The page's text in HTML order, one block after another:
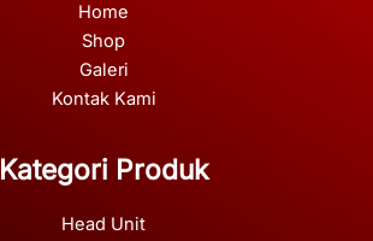
Home
Shop
Galeri
Kontak Kami
Kategori Produk
Head Unit